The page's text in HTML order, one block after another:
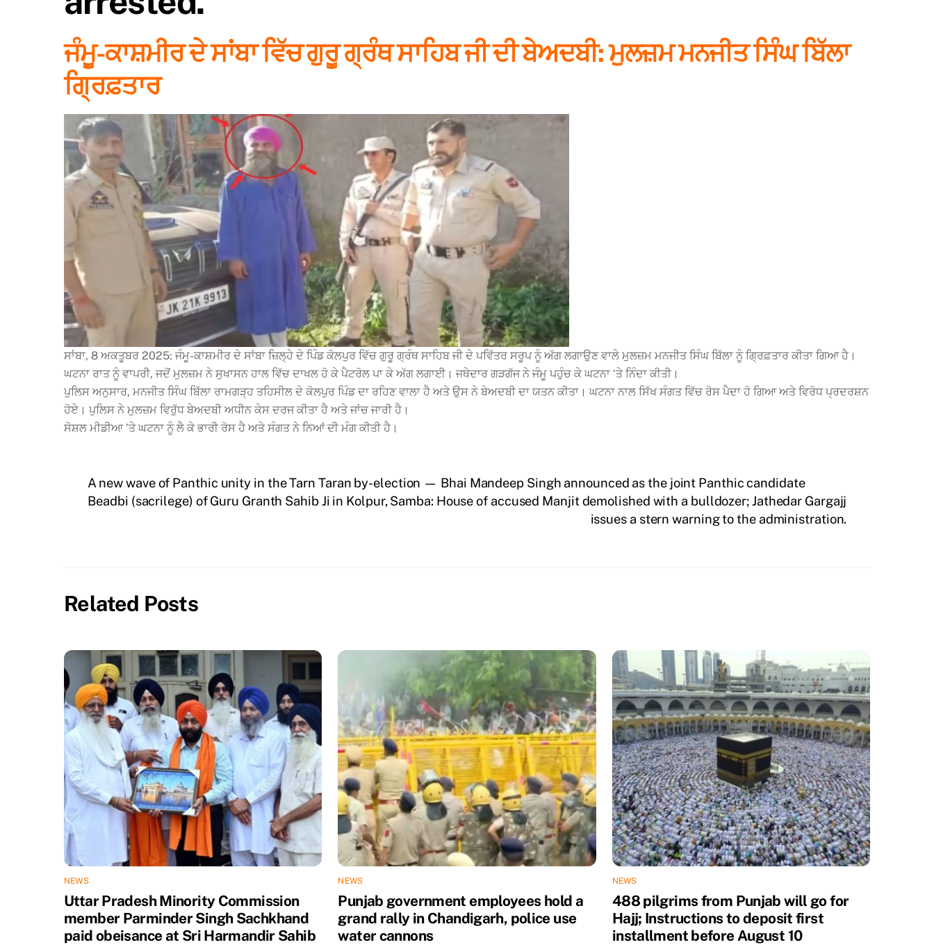
ਜੰਮੂ-ਕਾਸ਼ਮੀਰ ਦੇ ਸਾਂਬਾ ਵਿੱਚ ਗੁਰੂ ਗ੍ਰੰਥ ਸਾਹਿਬ ਜੀ ਦੀ ਬੇਅਦਬੀ: ਮੁਲਜ਼ਮ ਮਨਜੀਤ ਸਿੰਘ ਬਿੱਲਾ
ਗ੍ਰਿਫ਼ਤਾਰ
ਸਾਂਬਾ, 8 ਅਕਤੂਬਰ 2025: ਜੰਮੂ-ਕਾਸ਼ਮੀਰ ਦੇ ਸਾਂਬਾ ਜ਼ਿਲ੍ਹੇ ਦੇ ਪਿੰਡ ਕੋਲਪੁਰ ਵਿੱਚ ਗੁਰੂ ਗ੍ਰੰਥ ਸਾਹਿਬ ਜੀ ਦੇ ਪਵਿੱਤਰ ਸਰੂਪ ਨੂੰ ਅੱਗ ਲਗਾਉਣ ਵਾਲੇ ਮੁਲਜ਼ਮ ਮਨਜੀਤ ਸਿੰਘ ਬਿੱਲਾ ਨੂੰ ਗ੍ਰਿਫ਼ਤਾਰ ਕੀਤਾ ਗਿਆ ਹੈ।
ਘਟਨਾ ਰਾਤ ਨੂੰ ਵਾਪਰੀ, ਜਦੋਂ ਮੁਲਜ਼ਮ ਨੇ ਸੁਖਾਸਨ ਹਾਲ ਵਿੱਚ ਦਾਖਲ ਹੋ ਕੇ ਪੈਟਰੋਲ ਪਾ ਕੇ ਅੱਗ ਲਗਾਈ। ਜਥੇਦਾਰ ਗੜਗੱਜ ਨੇ ਜੰਮੂ ਪਹੁੰਚ ਕੇ ਘਟਨਾ ‘ਤੇ ਨਿੰਦਾ ਕੀਤੀ।
ਪੁਲਿਸ ਅਨੁਸਾਰ, ਮਨਜੀਤ ਸਿੰਘ ਬਿੱਲਾ ਰਾਮਗੜ੍ਹ ਤਹਿਸੀਲ ਦੇ ਕੋਲਪੁਰ ਪਿੰਡ ਦਾ ਰਹਿਣ ਵਾਲਾ ਹੈ ਅਤੇ ਉਸ ਨੇ ਬੇਅਦਬੀ ਦਾ ਯਤਨ ਕੀਤਾ। ਘਟਨਾ ਨਾਲ ਸਿੱਖ ਸੰਗਤ ਵਿੱਚ ਰੋਸ ਪੈਦਾ ਹੋ ਗਿਆ ਅਤੇ ਵਿਰੋਧ ਪ੍ਰਦਰਸ਼ਨ
ਹੋਏ। ਪੁਲਿਸ ਨੇ ਮੁਲਜ਼ਮ ਵਿਰੁੱਧ ਬੇਅਦਬੀ ਅਧੀਨ ਕੇਸ ਦਰਜ ਕੀਤਾ ਹੈ ਅਤੇ ਜਾਂਚ ਜਾਰੀ ਹੈ।
ਸੋਸ਼ਲ ਮੀਡੀਆ ’ਤੇ ਘਟਨਾ ਨੂੰ ਲੈ ਕੇ ਭਾਰੀ ਰੋਸ ਹੈ ਅਤੇ ਸੰਗਤ ਨੇ ਨਿਆਂ ਦੀ ਮੰਗ ਕੀਤੀ ਹੈ।
A new wave of Panthic unity in the Tarn Taran by-election — Bhai Mandeep Singh announced as the joint Panthic candidate
Beadbi (sacrilege) of Guru Granth Sahib Ji in Kolpur, Samba: House of accused Manjit demolished with a bulldozer; Jathedar Gargajj
issues a stern warning to the administration.
Related Posts
NEWS
Uttar Pradesh Minority Commission
member Parminder Singh Sachkhand
paid obeisance at Sri Harmandir Sahib
NEWS
Punjab government employees hold a
grand rally in Chandigarh, police use
water cannons
NEWS
488 pilgrims from Punjab will go for
Hajj; Instructions to deposit first
installment before August 10